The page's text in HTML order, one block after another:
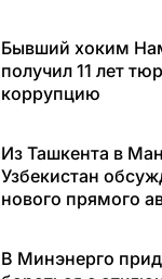
Бывший хоким
получил 11 лет
коррупцию
Из Ташкента в
Узбекистан
нового прямого
В Минэнерго